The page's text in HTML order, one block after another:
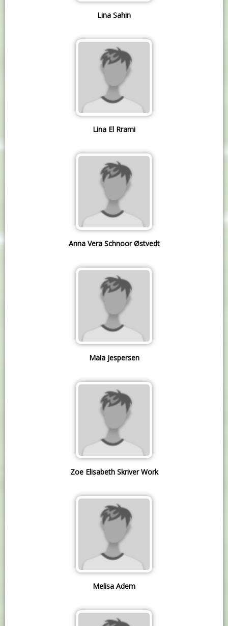
Lina Sahin
Lina El Rrami
Anna Vera Schnoor Østvedt
Maia Jespersen
Zoe Elisabeth Skriver Work
Melisa Adem